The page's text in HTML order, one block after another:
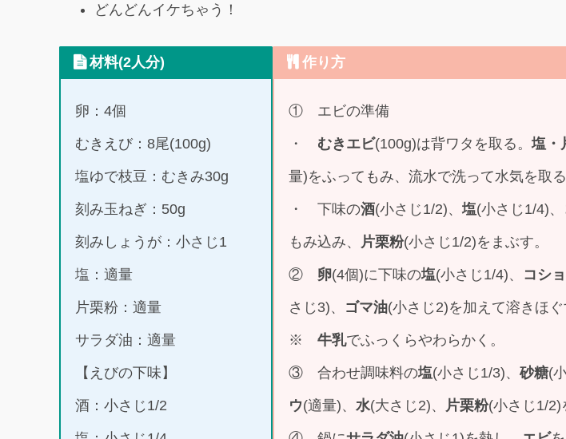
どんどんイケちゃう！
材料(2人分)
卵：4個
むきえび：8尾(100g)
塩ゆで枝豆：むきみ30g
刻み玉ねぎ：50g
刻みしょうが：小さじ1
塩：適量
片栗粉：適量
サラダ油：適量
【えびの下味】
酒：小さじ1/2
作り方
① エビの準備
・ むきエビ(100g)は背ワタを取る。 塩・
量)をふってもみ、流水で洗って水気を取る
・ 下味の酒(小さじ1/2)、 塩(小さじ1/4)、
もみ込み、 片栗粉(小さじ1/2)をまぶす。
② 卵(4個)に下味の塩(小さじ1/4)、 コシ
さじ3)、 ゴマ油(小さじ2)を加えて溶きほぐ
※ 牛乳でふっくらやわらかく。
③ 合わせ調味料の塩(小さじ1/3)、 砂糖(
ウ(適量)、 水(大さじ2)、 片栗粉(小さじ1/2)